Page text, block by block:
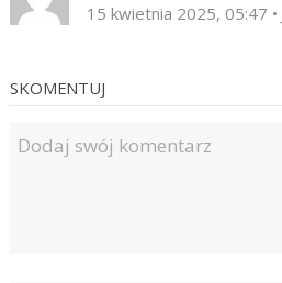
15 kwietnia 2025, 05:47 •
SKOMENTUJ